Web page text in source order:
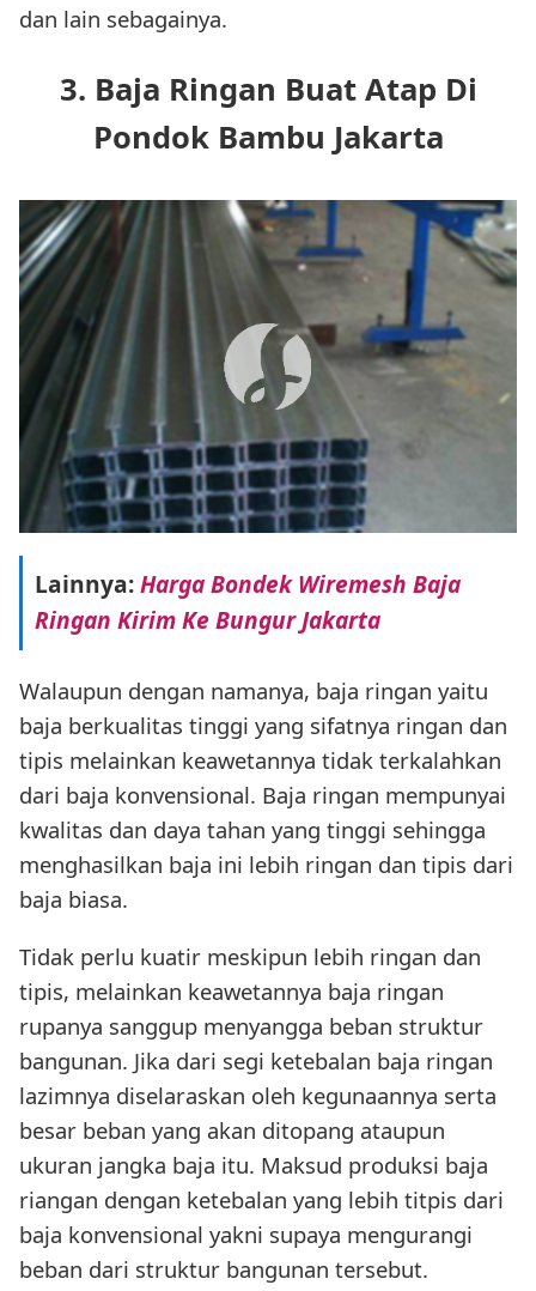
dan lain sebagainya.
3. Baja Ringan Buat Atap Di
Pondok Bambu Jakarta
Lainnya:Harga Bondek Wiremesh Baja
Ringan Kirim Ke Bungur Jakarta
Walaupun dengan namanya, baja ringan yaitu
baja berkualitas tinggi yang sifatnya ringan dan
tipis melainkan keawetannya tidak terkalahkan
dari baja konvensional. Baja ringan mempunyai
kwalitas dan daya tahan yang tinggi sehingga
menghasilkan baja ini lebih ringan dan tipis dari
baja biasa.
Tidak perlu kuatir meskipun lebih ringan dan
tipis, melainkan keawetannya baja ringan
rupanya sanggup menyangga beban struktur
bangunan. Jika dari segi ketebalan baja ringan
lazimnya diselaraskan oleh kegunaannya serta
besar beban yang akan ditopang ataupun
ukuran jangka baja itu. Maksud produksi baja
riangan dengan ketebalan yang lebih titpis dari
baja konvensional yakni supaya mengurangi
beban dari struktur bangunan tersebut.